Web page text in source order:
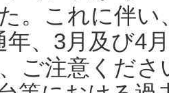
。これに伴い
年、3月及び4
ご注意くだ